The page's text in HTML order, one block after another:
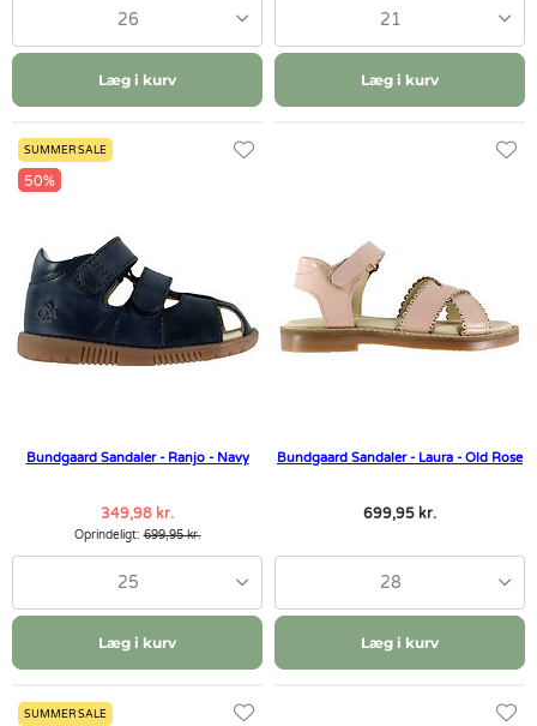
26
Læg i kurv
21
Læg i kurv
SUMMER SALE
50%
Bundgaard Sandaler - Ranjo - Navy
349,98 kr.
Oprindeligt:699,95 kr.
25
Læg i kurv
Bundgaard Sandaler - Laura - Old Rose
699,95 kr.
28
Læg i kurv
SUMMER SALE